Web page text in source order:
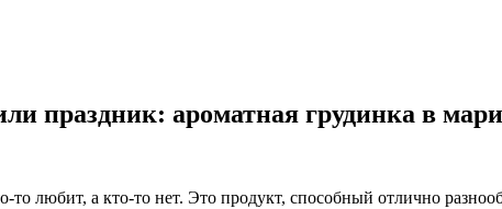
праздник: ароматная грудинка в
то любит, а кто-то нет. Это продукт, способный отлично